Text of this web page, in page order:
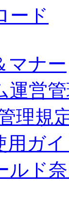
ード
マナー
運営
理規
用ガ
ルド